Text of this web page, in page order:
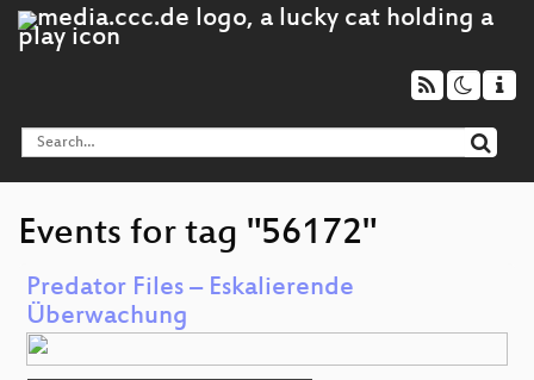
Events for tag "56172"
Predator Files – Eskalierende
Überwachung